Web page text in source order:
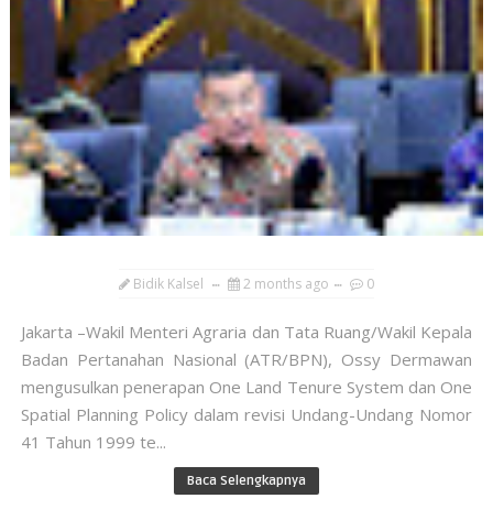
Bidik Kalsel 2 months ago 0
Jakarta –Wakil Menteri Agraria dan Tata Ruang/Wakil Kepala
Badan Pertanahan Nasional (ATR/BPN), Ossy Dermawan
mengusulkan penerapan One Land Tenure System dan One
Spatial Planning Policy dalam revisi Undang-Undang Nomor
41 Tahun 1999 te...
Baca Selengkapnya